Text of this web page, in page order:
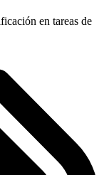
en tareas de